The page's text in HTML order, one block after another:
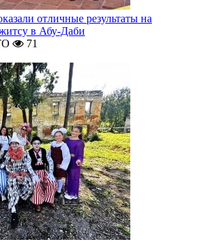
отличные результаты на
в Абу-Даби
71